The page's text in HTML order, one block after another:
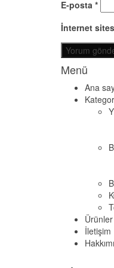
E-posta *
İnternet
Menü
Ana
Ürünler
İletişim